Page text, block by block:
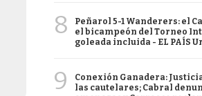
8
Peñarol 5-1 Wanderers: el
el bicampeón del Torneo
goleada incluida - EL PAÍS
9
Conexión Ganadera:
las cautelares; Cabral